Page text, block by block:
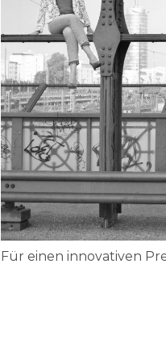
Für einen innovativen